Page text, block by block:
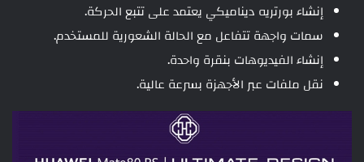
إنشاء بورتريه ديناميكي يعتمد على تتبع الحركة.
سمات واجهة تتفاعل مع الحالة الشعورية للمستخدم.
إنشاء الفيديوهات بنقرة واحدة.
نقل ملفات عبر الأجهزة بسرعة عالية.